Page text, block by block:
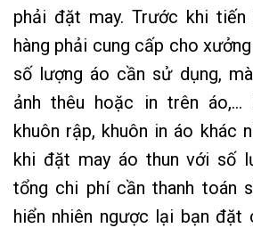
phải đặt may. Trước khi tiến
hàng phải cung cấp cho
số lượng áo cần sử dụng,
ảnh thêu hoặc in trên
khuôn rập, khuôn in áo khác
khi đặt may áo thun với số
tổng chi phí cần thanh toán
hiển nhiên ngược lại bạn đặt